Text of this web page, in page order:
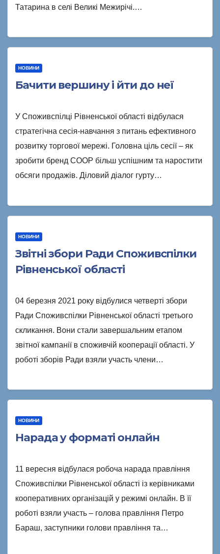
Татарина в селі Великі Межирічі.…
НОВИНИ
Бачити вершину і йти до неї
У Споживспілці Рівненської області відбулася
стратегічна сесія-навчання з питань ефективного
розвитку торгової мережі. Головна ціль сесії – як
зробити бренд COOP більш успішним та наростити
обсяги продажів. Діловий діалог гурту…
НОВИНИ
Звітні збори Ради Споживспілки
Рівненської області
04 березня 2021 року відбулися четверті збори
Ради Споживспілки Рівненської області третього
скликання. Вони стали завершальним етапом
звітної кампанії в споживчій кооперації області. У
роботі зборів Ради взяли участь члени…
НОВИНИ
Нарада у форматі онлайн
11 вересня відбулася робоча нарада правління
Споживспілки Рівненської області із керівниками
кооперативних організацій у режимі онлайн. В її
роботі взяли участь – голова правління Петро
Бараш, заступники голови правління та…